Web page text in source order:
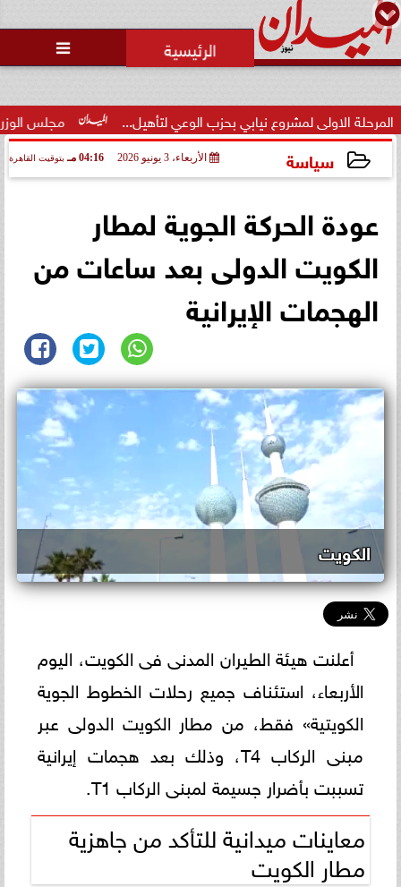

مجلس الوزراء لمشروع نيابي بحزب الوعي لتأهيل...
سياسة الأربعاء، 3 يونيو 2026 04:16 مـ بتوقيت القاهرة
عودة الحركة الجوية لمطار
الكويت الدولى بعد ساعات من
الهجمات الإيرانية
الكويت
أعلنت هيئة الطيران المدنى فى الكويت، اليوم
الأربعاء، استئناف جميع رحلات الخطوط الجوية
الكويتية» فقط، من مطار الكويت الدولى عبر
مبنى الركاب T4، وذلك بعد هجمات إيرانية
تسببت بأضرار جسيمة لمبنى الركاب T1.
معاينات ميدانية للتأكد من جاهزية
مطار الكويت